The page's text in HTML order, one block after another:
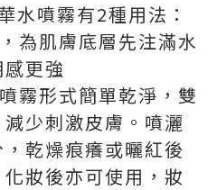
噴霧有2種用法：
為肌膚底層先注滿水
更強
霧形式簡單乾淨，雙
少刺激皮膚。噴灑
乾燥痕癢或曬紅後
妝後亦可使用，妝